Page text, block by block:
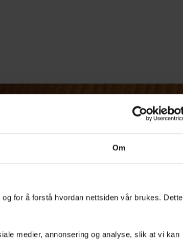
Om
for å forstå hvordan nettsiden vår brukes. Dette
medier, annonsering og analyse, slik at vi kan